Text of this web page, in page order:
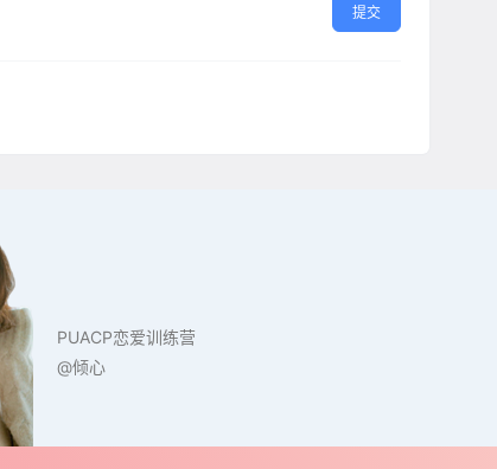
提交
PUACP恋爱训练营
@倾心